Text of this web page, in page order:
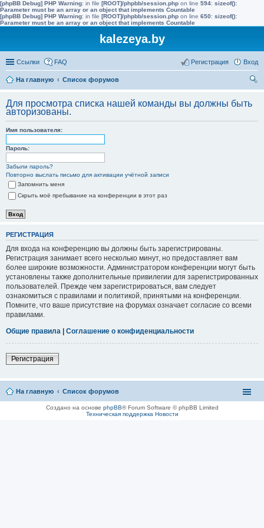
[phpBB Debug] PHP Warning: in file [ROOT]/phpbb/session.php on line 594: sizeof():
Parameter must be an array or an object that implements Countable
[phpBB Debug] PHP Warning: in file [ROOT]/phpbb/session.php on line 650: sizeof():
Parameter must be an array or an object that implements Countable
kalezeya.by
Ссылки FAQ Вход
Регистрация
На главную
Список форумов
ск
Для просмотра списка нашей команды вы должны быть
авторизованы.
Имя пользователя:
Пароль:
Забыли пароль?
Повторно выслать письмо для активации учётной записи
Запомнить меня
Скрыть моё пребывание на конференции в этот раз
РЕГИСТРАЦИЯ
Для входа на конференцию вы должны быть зарегистрированы.
Регистрация занимает всего несколько минут, но предоставляет вам
более широкие возможности. Администратором конференции могут быть
установлены также дополнительные привилегии для зарегистрированных
пользователей. Прежде чем зарегистрироваться, вам следует
ознакомиться с правилами и политикой, принятыми на конференции.
Помните, что ваше присутствие на форумах означает согласие со всеми
правилами.
Общие правила | Соглашение о конфиденциальности
Регистрация
На главную Список форумов
Создано на основе phpBB® Forum Software © phpBB Limited
Техническая поддержка Новости